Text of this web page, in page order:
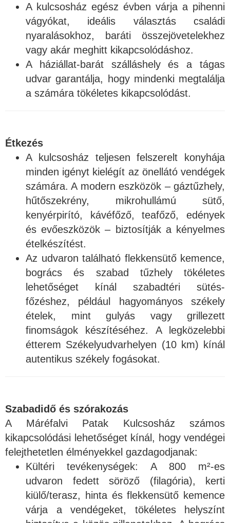
A kulcsosház egész évben várja a pihenni
vágyókat, ideális választás családi
nyaralásokhoz, baráti összejövetelekhez
vagy akár meghitt kikapcsolódáshoz.
A háziállat-barát szálláshely és a tágas
udvar garantálja, hogy mindenki megtalálja
a számára tökéletes kikapcsolódást.
Étkezés
A kulcsosház teljesen felszerelt konyhája
minden igényt kielégít az önellátó vendégek
számára. A modern eszközök – gáztűzhely,
hűtőszekrény, mikrohullámú sütő,
kenyérpirító, kávéfőző, teafőző, edények
és evőeszközök – biztosítják a kényelmes
ételkészítést.
Az udvaron található flekkensütő kemence,
bogrács és szabad tűzhely tökéletes
lehetőséget kínál szabadtéri sütés-
főzéshez, például hagyományos székely
ételek, mint gulyás vagy grillezett
finomságok készítéséhez. A legközelebbi
étterem Székelyudvarhelyen (10 km) kínál
autentikus székely fogásokat.
Szabadidő és szórakozás
A Máréfalvi Patak Kulcsosház számos
kikapcsolódási lehetőséget kínál, hogy vendégei
felejthetetlen élményekkel gazdagodjanak:
Kültéri tevékenységek: A 800 m²-es
udvaron fedett söröző (filagória), kerti
kiülő/terasz, hinta és flekkensütő kemence
várja a vendégeket, tökéletes helyszínt